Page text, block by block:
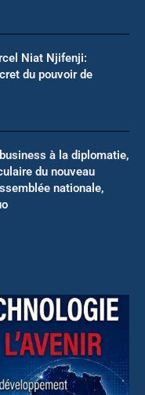
Niat Njifenji:
du pouvoir de
à la diplomatie,
du nouveau
nationale,